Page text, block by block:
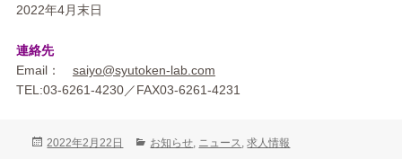
2022年4月末日
連絡先
Email： saiyo@syutoken-lab.com
TEL:03-6261-4230／FAX03-6261-4231
投
2022年2月22日
カ
お知らせ, ニュース,求人情報